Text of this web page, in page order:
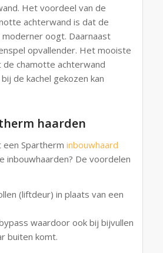
Het voordeel van de
achterwand is dat de
oogt. Daarnaast
opvallender. Het mooiste
de chamotte achterwand
de kachel gekozen kan
haarden
Spartherm inbouwhaard
inbouwhaarden? De voordelen
(liftdeur) in plaats van een
waardoor ook bij bijvullen
buiten komt.